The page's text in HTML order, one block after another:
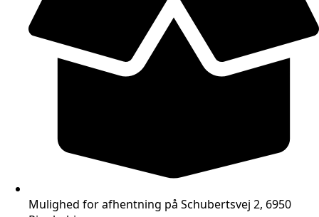
Mulighed for afhentning på Schubertsvej 2, 6950